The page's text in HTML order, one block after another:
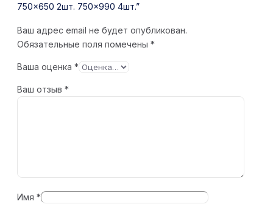
750×650 2шт. 750×990 4шт.”
Ваш адрес email не будет опубликован.
Обязательные поля помечены *
Ваша оценка *
Ваш отзыв *
Имя *